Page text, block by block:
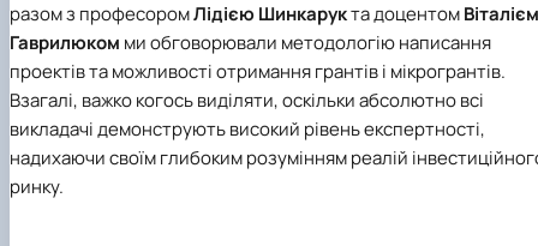
разом з професоромЛідією Шинкарукта доцентомВіталієм
Гаврилюком ми обговорювали методологію написання
проектів та можливості отримання грантів і мікрогрантів.
Взагалі, важко когось виділяти, оскільки абсолютно всі
викладачі демонструють високий рівень експертності,
надихаючи своїм глибоким розумінням реалій
ринку.